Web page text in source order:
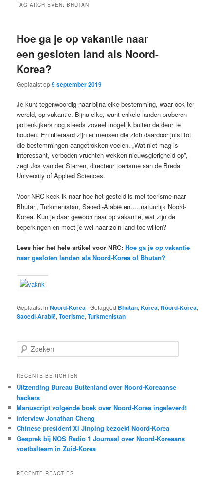
TAG ARCHIEVEN:BHUTAN
Hoe ga je op vakantie naar
een gesloten land als Noord-
Korea?
Geplaatst op9 september 2019
Je kunt tegenwoordig naar bijna elke bestemming, waar ook ter
wereld, op vakantie. Bijna elke, want enkele landen proberen
pottenkijkers nog steeds zoveel mogelijk buiten de deur te
houden. En uiteraard zijn er mensen die zich daardoor juist tot
die bestemmingen aangetrokken voelen. „Wat niet mag is
interessant, verboden vruchten wekken nieuwsgierigheid op”,
zegt Jos van der Sterren, directeur toerisme aan de Breda
University of Applied Sciences.
Voor NRC keek ik naar hoe het gesteld is met toerisme naar
Bhutan, Turkmenistan, Saoedi-Arabië en…. natuurlijk Noord-
Korea. Kun je daar gewoon naar op vakantie, wat zijn de
beperkingen en moet je wel naar zo’n land toe willen?
Lees hier het hele artikel voor NRC:Hoe ga je op vakantie
naar gesloten landen als Noord-Korea of Bhutan?
Geplaatst in Noord-Korea |Getagged Bhutan,Korea,Noord-Korea,
Saoedi-Arabië,Toerisme,Turkmenistan
o
k
n
RECENTE BERICHTEN
Uitzending Bureau Buitenland over Noord-Koreaanse
hackers
Manuscript volgende boek over Noord-Korea ingeleverd!
Interview Jonathan Cheng
Chinese president Xi Jinping bezoekt Noord-Korea
Gesprek bij NOS Radio 1 Journaal over Noord-Koreaans
voetbalteam in Zuid-Korea
RECENTE REACTIES